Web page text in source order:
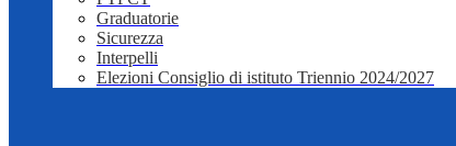
Graduatorie
Sicurezza
Interpelli
Elezioni Consiglio di istituto Triennio 2024/2027